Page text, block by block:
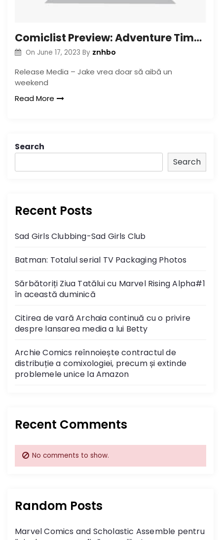
Comiclist Preview: Adventure Time Volume 11 TP
On June 17, 2023 By znhbo
Release Media – Jake vrea doar să aibă un
weekend
Read More
Search
Search
Recent Posts
Sad Girls Clubbing-Sad Girls Club
Batman: Totalul serial TV Packaging Photos
Sărbătoriți Ziua Tatălui cu Marvel Rising Alpha#1
în această duminică
Citirea de vară Archaia continuă cu o privire
despre lansarea media a lui Betty
Archie Comics reînnoiește contractul de
distribuție a comixologiei, precum și extinde
problemele unice la Amazon
Recent Comments
No comments to show.
Random Posts
Marvel Comics and Scholastic Assemble pentru